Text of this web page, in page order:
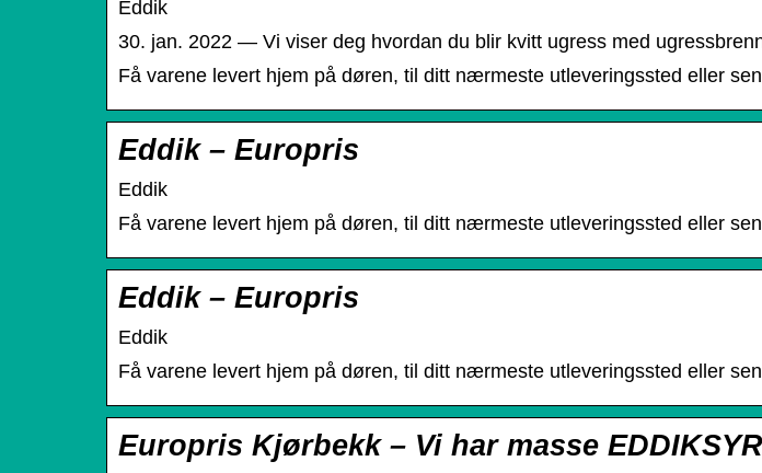
Eddik
30. jan. 2022 — Vi viser deg hvordan du blir kvitt ugress med
Få varene levert hjem på døren, til ditt nærmeste utleveringssted eller
Eddik – Europris
Eddik
Få varene levert hjem på døren, til ditt nærmeste utleveringssted eller
Eddik – Europris
Eddik
Få varene levert hjem på døren, til ditt nærmeste utleveringssted eller
Europris Kjørbekk – Vi har masse